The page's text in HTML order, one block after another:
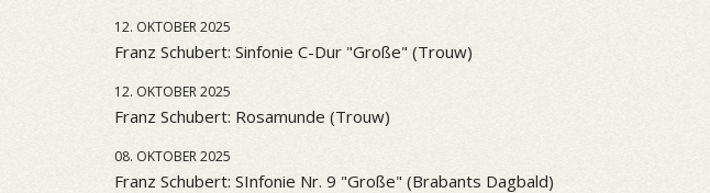
12. OKTOBER 2025
Franz Schubert: Sinfonie C-Dur "Große" (Trouw)
12. OKTOBER 2025
Franz Schubert: Rosamunde (Trouw)
08. OKTOBER 2025
Franz Schubert: SInfonie Nr. 9 "Große" (Brabants Dagbald)